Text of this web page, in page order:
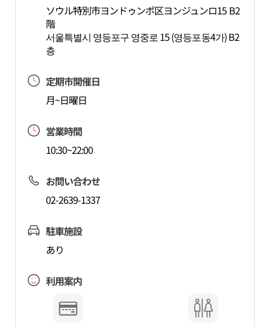
ソウル特別市ヨンドゥンポ区ヨンジュンロ15 B2
階
서울특별시 영등포구 영중로 15 (영등포동4가) B2
층
定期市開催日
月~日曜日
営業時間
10:30~22:00
お問い合わせ
02-2639-1337
駐車施設
あり
利用案内